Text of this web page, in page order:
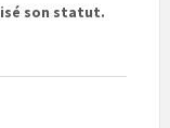
son statut.